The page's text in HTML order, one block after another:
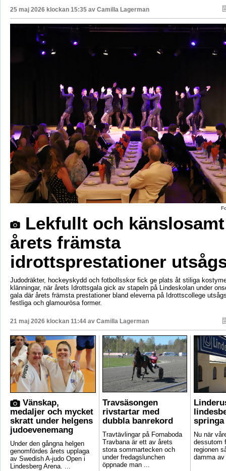
25 maj 2026 klockan 15:35 av Camilla Lagerman
Lekfullt och
årets främsta
idrottsprestationer
Judodräkter, hockeyskydd och fotbollsskor fick ge plats åt stiliga
klänningar, när årets Idrottsgala gick av stapeln på Lindeskolan under
gala där årets främsta prestationer bland eleverna på Idrottscollege
festliga och glamourösa former.
21 maj 2026 klockan 11:44 av Camilla Lagerman
Vänskap,
medaljer och mycket
skratt under helgens
judoevenemang
Under den gångna helgen
genomfördes årets upplaga
av Swedish A-judo Open i
Lindesberg Arena. ...
Travsäsongen
rivstartar med
dubbla banrekord
Travtävlingar på Fornaboda
Travbana är ett av årets
stora sommartecken och
under fredagslunchen
öppnade man ...
Nu när
dessutom
regionen
damma